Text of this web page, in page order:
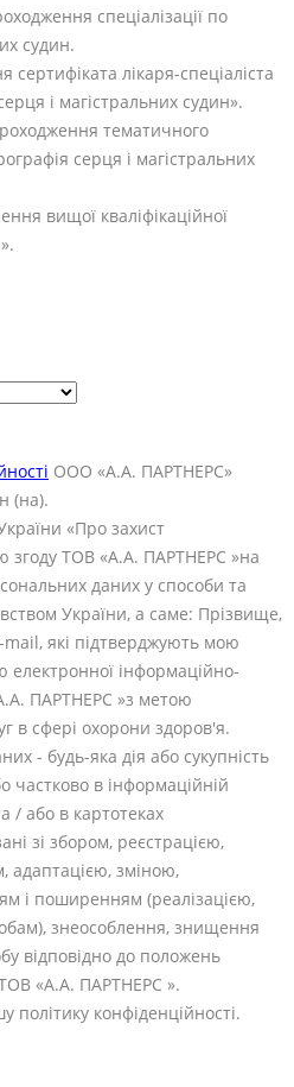
спеціалізації по
судин.
лікаря-спеціаліста
і магістральних судин».
тематичного
серця і магістральних
вищої кваліфікаційної
ООО «А.А. ПАРТНЕРС»
(на).
«Про захист
згоду ТОВ «А.А. ПАРТНЕРС »на
даних у способи та
України, а саме: Прізвище,
mail, які підтверджують мою
електронної інформаційно-
ПАРТНЕРС »з метою
в сфері охорони здоров'я.
- будь-яка дія або сукупність
частково в інформаційній
/ або в картотеках
зі збором, реєстрацією,
адаптацією, зміною,
і поширенням (реалізацією,
знеособлення, знищення
відповідно до положень
ТОВ «А.А. ПАРТНЕРС ».
конфіденційності.